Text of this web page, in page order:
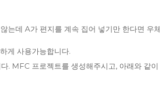
는데 A가 편지를 계속 집어 넣기만 한다면 우
게 사용가능합니다.
. MFC 프로젝트를 생성해주시고, 아래와 같